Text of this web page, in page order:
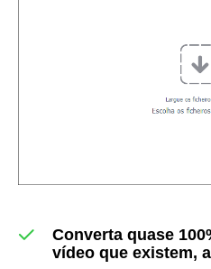
Converta quase
vídeo que existem,